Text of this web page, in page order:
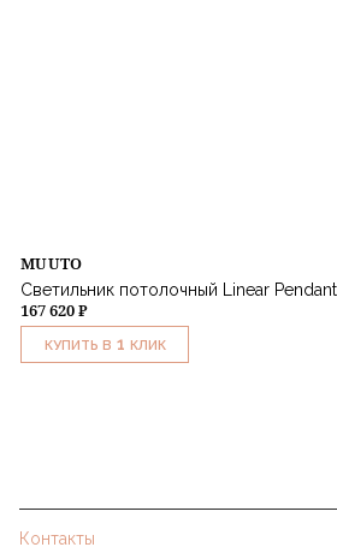
MUUTO
Светильник потолочный Linear
167 620 ₽
КУПИТЬ В 1 КЛИК
Контакты